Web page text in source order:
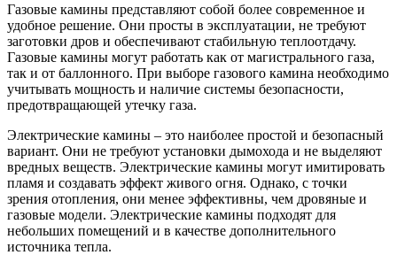
Газовые камины представляют собой более современное и
удобное решение. Они просты в эксплуатации, не требуют
заготовки дров и обеспечивают стабильную теплоотдачу.
Газовые камины могут работать как от магистрального газа,
так и от баллонного. При выборе газового камина необходимо
учитывать мощность и наличие системы безопасности,
предотвращающей утечку газа.
Электрические камины – это наиболее простой и безопасный
вариант. Они не требуют установки дымохода и не выделяют
вредных веществ. Электрические камины могут имитировать
пламя и создавать эффект живого огня. Однако, с точки
зрения отопления, они менее эффективны, чем дровяные и
газовые модели. Электрические камины подходят для
небольших помещений и в качестве дополнительного
источника тепла.